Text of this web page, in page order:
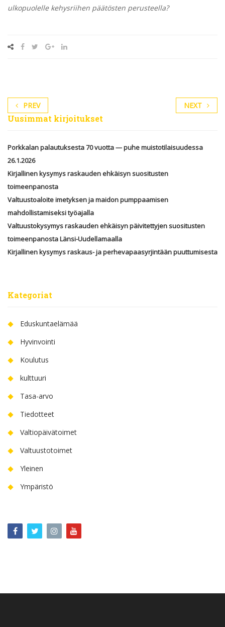
ulkopuolelle kehysriihen päätösten perusteella?
PREV NEXT
Uusimmat kirjoitukset
Porkkalan palautuksesta 70 vuotta — puhe muistotilaisuudessa
26.1.2026
Kirjallinen kysymys raskauden ehkäisyn suositusten
toimeenpanosta
Valtuustoaloite imetyksen ja maidon pumppaamisen
mahdollistamiseksi työajalla
Valtuustokysymys raskauden ehkäisyn päivitettyjen suositusten
toimeenpanosta Länsi-Uudellamaalla
Kirjallinen kysymys raskaus- ja perhevapaasyrjintään puuttumisesta
Kategoriat
Eduskuntaelämää
Hyvinvointi
Koulutus
kulttuuri
Tasa-arvo
Tiedotteet
Valtiopäivätoimet
Valtuustotoimet
Yleinen
Ympäristö